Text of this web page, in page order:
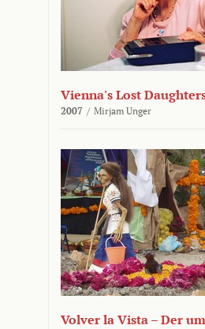
Vienna's Lost
2007 / Mirjam Unger
Volver la Vista – Der